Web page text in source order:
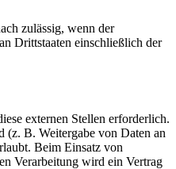
zulässig, wenn der
Drittstaaten einschließlich der
externen Stellen erforderlich.
(z. B. Weitergabe von Daten an
Beim Einsatz von
Verarbeitung wird ein Vertrag